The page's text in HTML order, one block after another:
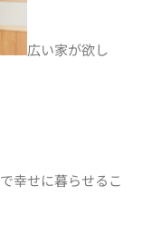
広い家が欲し
幸せに暮らせるこ